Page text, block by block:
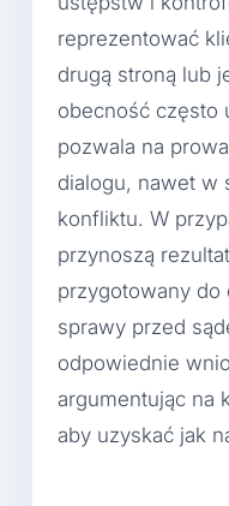
reprezentować
drugą stroną lub
obecność często
pozwala na
dialogu, nawet w
konfliktu. W
przynoszą
przygotowany do
sprawy przed
odpowiednie
argumentując na
aby uzyskać jak